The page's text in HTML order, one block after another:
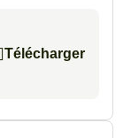
Télécharger